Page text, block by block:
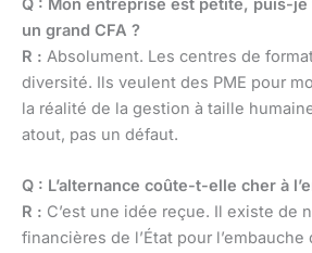
Q : Mon entreprise est petite, puis-
un grand CFA ?
R : Absolument. Les centres de
diversité. Ils veulent des PME pour
la réalité de la gestion à taille
atout, pas un défaut.
Q : L’alternance coûte-t-elle cher à
R : C’est une idée reçue. Il existe de
financières de l’État pour l’embauche